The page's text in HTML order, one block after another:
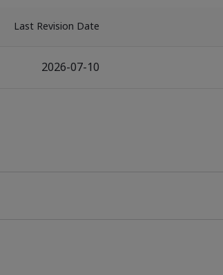
Last Revision Date
2026-07-10